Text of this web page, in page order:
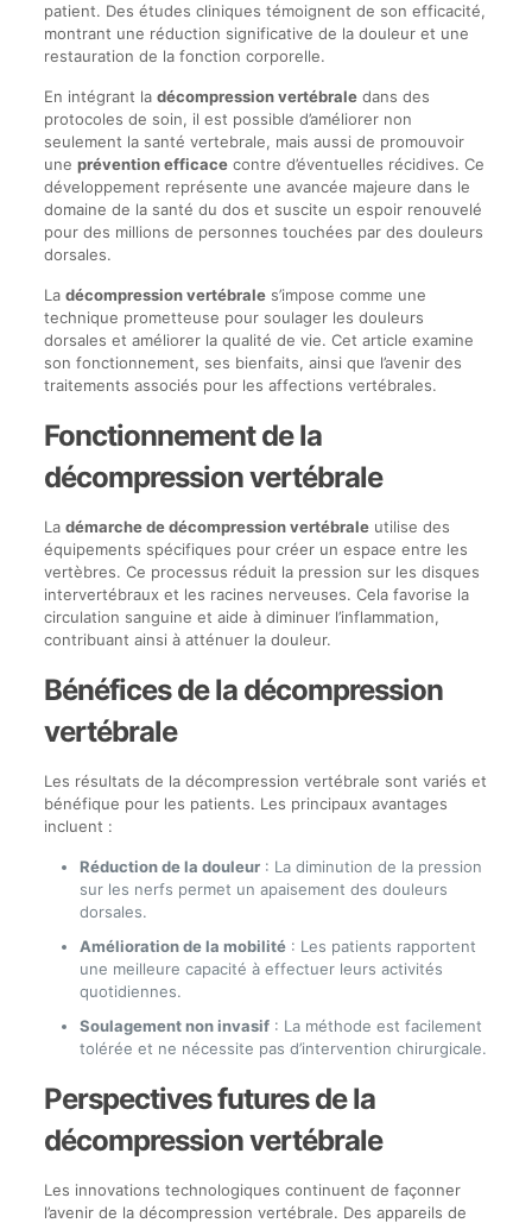
patient. Des études cliniques témoignent de son efficacité,
montrant une réduction significative de la douleur et une
restauration de la fonction corporelle.
En intégrant la décompression vertébraledans des
protocoles de soin, il est possible d’améliorer non
seulement la santé vertebrale, mais aussi de promouvoir
une prévention efficacecontre d’éventuelles récidives. Ce
développement représente une avancée majeure dans le
domaine de la santé du dos et suscite un espoir renouvelé
pour des millions de personnes touchées par des douleurs
dorsales.
La décompression vertébrales’impose comme une
technique prometteuse pour soulager les douleurs
dorsales et améliorer la qualité de vie. Cet article examine
son fonctionnement, ses bienfaits, ainsi que l’avenir des
traitements associés pour les affections vertébrales.
Fonctionnement de la
décompression vertébrale
La démarche de décompression vertébraleutilise des
équipements spécifiques pour créer un espace entre les
vertèbres. Ce processus réduit la pression sur les disques
intervertébraux et les racines nerveuses. Cela favorise la
circulation sanguine et aide à diminuer l’inflammation,
contribuant ainsi à atténuer la douleur.
Bénéfices de la décompression
vertébrale
Les résultats de la décompression vertébrale sont variés et
bénéfique pour les patients. Les principaux avantages
incluent :
Réduction de la douleur: La diminution de la pression
sur les nerfs permet un apaisement des douleurs
dorsales.
Amélioration de la mobilité: Les patients rapportent
une meilleure capacité à effectuer leurs activités
quotidiennes.
Soulagement non invasif: La méthode est facilement
tolérée et ne nécessite pas d’intervention chirurgicale.
Perspectives futures de la
décompression vertébrale
Les innovations technologiques continuent de façonner
l’avenir de la décompression vertébrale. Des appareils de